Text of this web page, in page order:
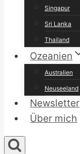
Singapur
Sri Lanka
Thailand
Ozeanien
Australien
Neuseeland
Newsletter
Über mich